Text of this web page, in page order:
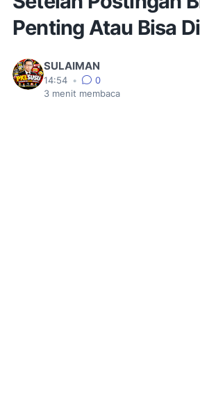
Penting Atau Bisa
SULAIMAN
14:54 •
0
3 menit membaca